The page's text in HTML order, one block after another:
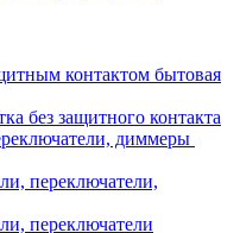
контактом бытовая
без защитного контакта
диммеры
переключатели,
переключатели